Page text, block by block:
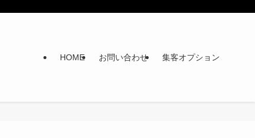
HOME お問い合わせ 集客オプション